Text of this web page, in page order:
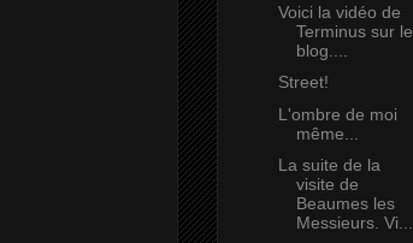
Voici la vidéo de
Terminus sur le
blog....
Street!
L'ombre de moi
même...
La suite de la
visite de
Beaumes les
Messieurs. Vi...